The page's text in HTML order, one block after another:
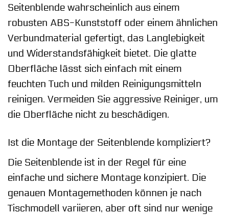
Seitenblende wahrscheinlich aus einem
robusten ABS-Kunststoff oder einem ähnlichen
Verbundmaterial gefertigt, das Langlebigkeit
und Widerstandsfähigkeit bietet. Die glatte
Oberfläche lässt sich einfach mit einem
feuchten Tuch und milden Reinigungsmitteln
reinigen. Vermeiden Sie aggressive Reiniger, um
die Oberfläche nicht zu beschädigen.
Ist die Montage der Seitenblende kompliziert?
Die Seitenblende ist in der Regel für eine
einfache und sichere Montage konzipiert. Die
genauen Montagemethoden können je nach
Tischmodell variieren, aber oft sind nur wenige